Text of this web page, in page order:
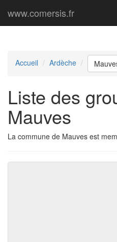
www.comersis.fr
Accueil Ardèche
Liste des
Mauves
La commune de Mauves est